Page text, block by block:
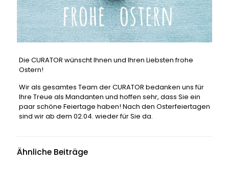
Die CURATOR wünscht Ihnen und Ihren Liebsten frohe
Ostern!
Wir als gesamtes Team der CURATOR bedanken uns für
Ihre Treue als Mandanten und hoffen sehr, dass Sie ein
paar schöne Feiertage haben! Nach den Osterfeiertagen
sind wir ab dem 02.04. wieder für Sie da.
Ähnliche Beiträge